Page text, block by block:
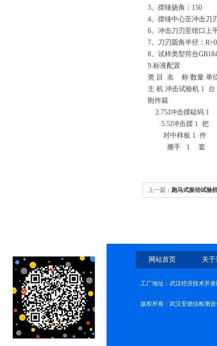
3、摆锤扬角：150
4、摆锤中心至冲击刀
6、冲击刀刃至钳口上
7、刀刃圆角半径：
8、试样类型符合
9.标准配置
类 目 名 称 数量 单
主 机 冲击试验机 1 台
附件箱
2.75J冲击摆砝码
5.5J冲击摆 1 把
对中样板 1 件
搬手 1 套
上一篇： 跑马式振动试验
网站首页 关
工厂地址：武汉经济技术开
版权所有：武汉安德信检测